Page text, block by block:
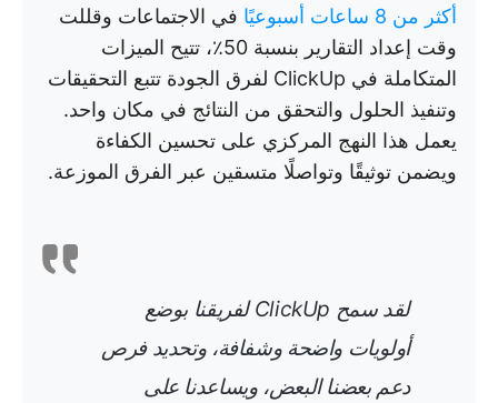
أكثر من 8 ساعات أسبوعيًا
في الاجتماعات وقللت
وقت إعداد التقارير بنسبة 50٪، تتيح الميزات
المتكاملة في ClickUp لفرق الجودة تتبع التحقيقات
وتنفيذ الحلول والتحقق من النتائج في مكان واحد.
يعمل هذا النهج المركزي على تحسين الكفاءة
ويضمن توثيقًا وتواصلًا متسقين عبر الفرق الموزعة.
لقد سمح ClickUp لفريقنا بوضع
أولويات واضحة وشفافة، وتحديد فرص
دعم بعضنا البعض، ويساعدنا على